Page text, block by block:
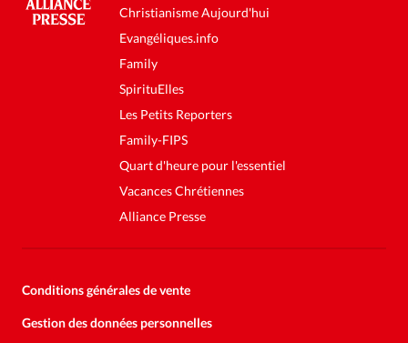
Christianisme Aujourd'hui
Evangéliques.info
Family
SpirituElles
Les Petits Reporters
Family-FIPS
Quart d'heure pour l'essentiel
Vacances Chrétiennes
Alliance Presse
Conditions générales de vente
Gestion des données personnelles